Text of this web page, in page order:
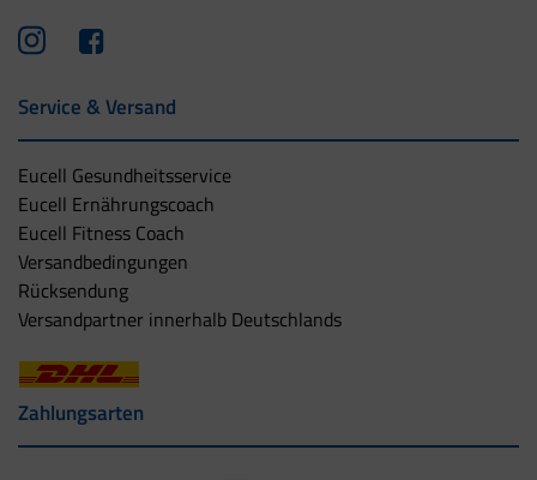
Service & Versand
Eucell Gesundheitsservice
Eucell Ernährungscoach
Eucell Fitness Coach
Versandbedingungen
Rücksendung
Versandpartner innerhalb Deutschlands
Zahlungsarten